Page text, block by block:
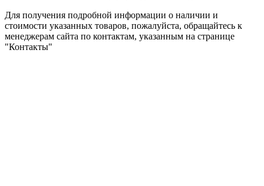
Для получения подробной информации о наличии и
стоимости указанных товаров, пожалуйста, обращайтесь к
менеджерам сайта по контактам, указанным на странице
"Контакты"